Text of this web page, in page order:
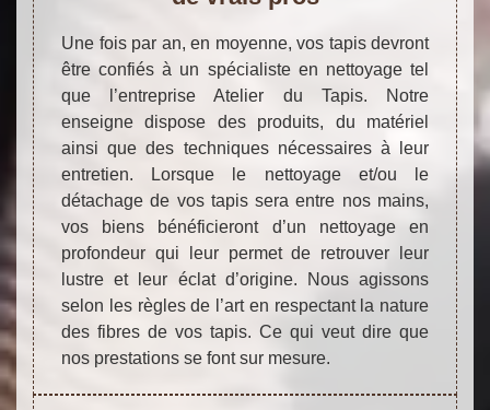
Une fois par an, en moyenne, vos tapis devront
être confiés à un spécialiste en nettoyage tel
que l’entreprise Atelier du Tapis. Notre
enseigne dispose des produits, du matériel
ainsi que des techniques nécessaires à leur
entretien. Lorsque le nettoyage et/ou le
détachage de vos tapis sera entre nos mains,
vos biens bénéficieront d’un nettoyage en
profondeur qui leur permet de retrouver leur
lustre et leur éclat d’origine. Nous agissons
selon les règles de l’art en respectant la nature
des fibres de vos tapis. Ce qui veut dire que
nos prestations se font sur mesure.